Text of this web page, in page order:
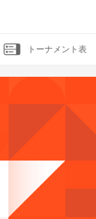
トーナメント表